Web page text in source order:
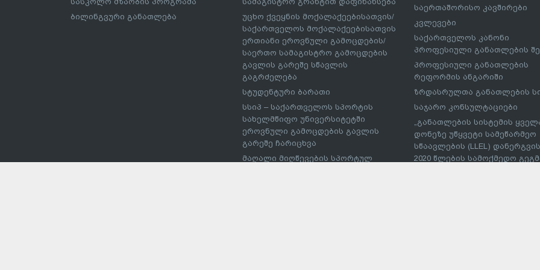
ბილინგვური განათლება
უცხო ქვეყნის მოქალაქეებისათვის/
საქართველოს მოქალაქეებისათვის
ერთიანი ეროვნული გამოცდების/
საერთო სამაგისტრო გამოცდების
გავლის გარეშე სწავლის
გაგრძელება
სტუდენტური ბარათი
სსიპ – საქართველოს სპორტის
სახელმწიფო უნივერსიტეტში
ეროვნული გამოცდების გავლის
გარეშე ჩარიცხვა
მაღალი მიღწევების სპორტულ
საერთაშორისო კავშირები
კვლევები
საქართველოს კანონი
პროფესიული განათლების
პროფესიული განათლების
რეფორმის ანგარიში
ზრდასრულთა განათლების
საჯარო კონსულტაციები
„განათლების სისტემის
დონეზე უწყვეტი სამეწარმეო
სწაავლების (LLEL) დანერგვის
2020 წლების სამოქმედო